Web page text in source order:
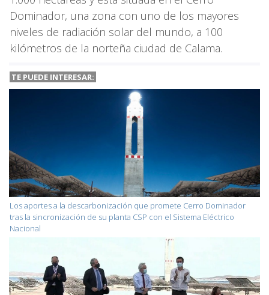
Dominador, una zona con uno de los mayores
niveles de radiación solar del mundo, a 100
kilómetros de la norteña ciudad de Calama.
TE PUEDE INTERESAR:
Los aportes a la descarbonización que promete Cerro Dominador
tras la sincronización de su planta CSP con el Sistema Eléctrico
Nacional